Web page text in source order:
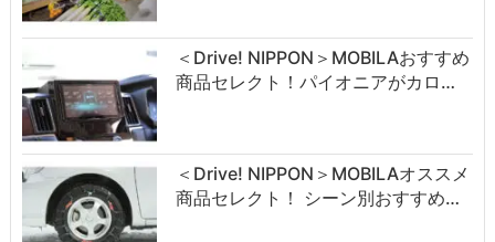
＜Drive! NIPPON＞MOBILAおすすめ
商品セレクト！パイオニアがカロ…
＜Drive! NIPPON＞MOBILAオススメ
商品セレクト！ シーン別おすすめ…